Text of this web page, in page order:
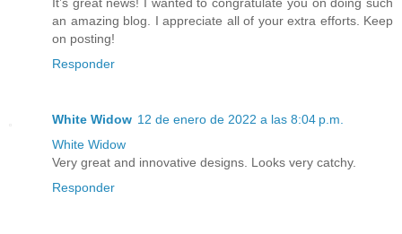
an amazing blog. I appreciate all of your extra efforts. Keep
on posting!
Responder
White Widow 12 de enero de 2022 a las 8:04 p.m.
White Widow
Very great and innovative designs. Looks very catchy.
Responder